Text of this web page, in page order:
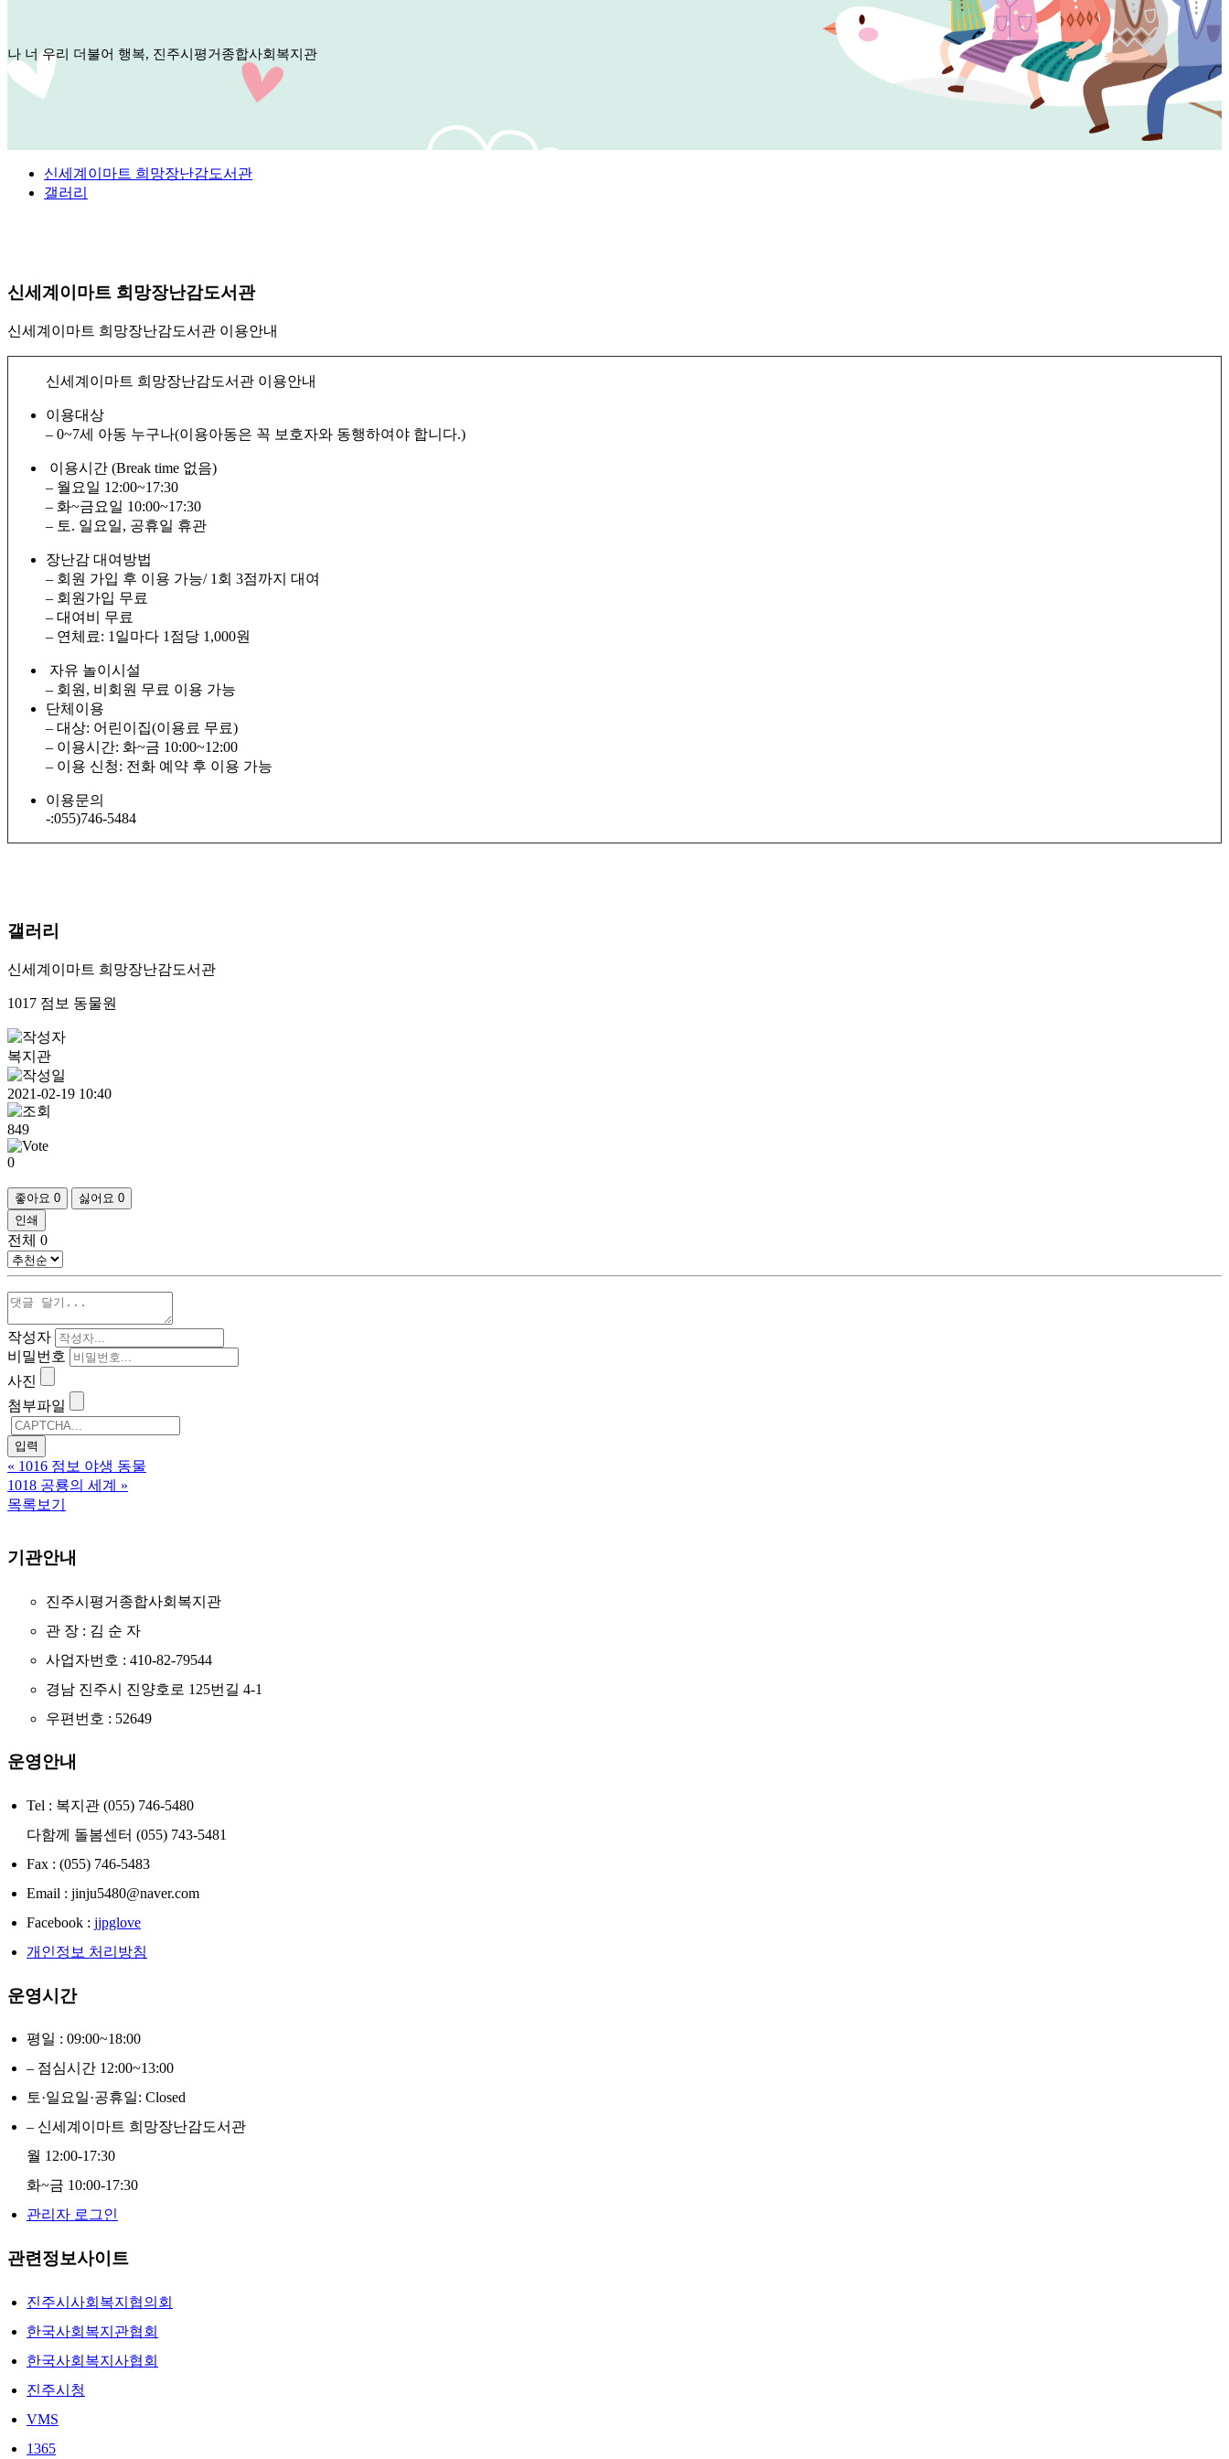
나 너 우리 더불어 행복, 진주시평거종합사회복지관
신세계이마트 희망장난감도서관
갤러리
신세계이마트 희망장난감도서관
신세계이마트 희망장난감도서관 이용안내
신세계이마트 희망장난감도서관 이용안내
이용대상
– 0~7세 아동 누구나(이용아동은 꼭 보호자와 동행하여야 합니다.)
이용시간 (Break time 없음)
– 월요일 12:00~17:30
– 화~금요일 10:00~17:30
– 토. 일요일, 공휴일 휴관
장난감 대여방법
– 회원 가입 후 이용 가능/ 1회 3점까지 대여
– 회원가입 무료
– 대여비 무료
– 연체료: 1일마다 1점당 1,000원
자유 놀이시설
– 회원, 비회원 무료 이용 가능
단체이용
– 대상: 어린이집(이용료 무료)
– 이용시간: 화~금 10:00~12:00
– 이용 신청: 전화 예약 후 이용 가능
이용문의
-:055)746-5484
갤러리
신세계이마트 희망장난감도서관
1017 점보 동물원
복지관
2021-02-19 10:40
849
0
좋아요 0 싫어요 0
인쇄
전체 0
작성자
비밀번호
사진
첨부파일
« 1016 점보 야생 동물
1018 공룡의 세계 »
목록보기
기관안내
진주시평거종합사회복지관
관 장 : 김 순 자
사업자번호 : 410-82-79544
경남 진주시 진양호로 125번길 4-1
우편번호 : 52649
운영안내
Tel : 복지관 (055) 746-5480
다함께 돌봄센터 (055) 743-5481
Fax : (055) 746-5483
Email : jinju5480@naver.com
Facebook : jjpglove
개인정보 처리방침
운영시간
평일 : 09:00~18:00
– 점심시간 12:00~13:00
토·일요일·공휴일: Closed
– 신세계이마트 희망장난감도서관
월 12:00-17:30
화~금 10:00-17:30
관리자 로그인
관련정보사이트
진주시사회복지협의회
한국사회복지관협회
한국사회복지사협회
진주시청
VMS
1365